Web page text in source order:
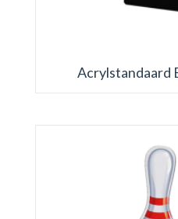
Acrylstandaard